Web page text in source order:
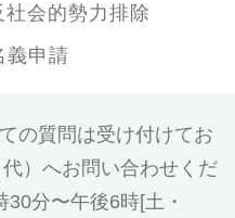
社会的勢力排除
義申請
の質問は受け付けてお
）へお問い合わせくだ
分〜午後6時[土・